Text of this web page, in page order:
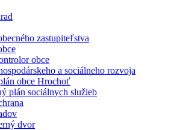
zastupiteľstva
obce
a sociálneho rozvoja
obce Hrochoť
plán sociálnych služieb
dvor